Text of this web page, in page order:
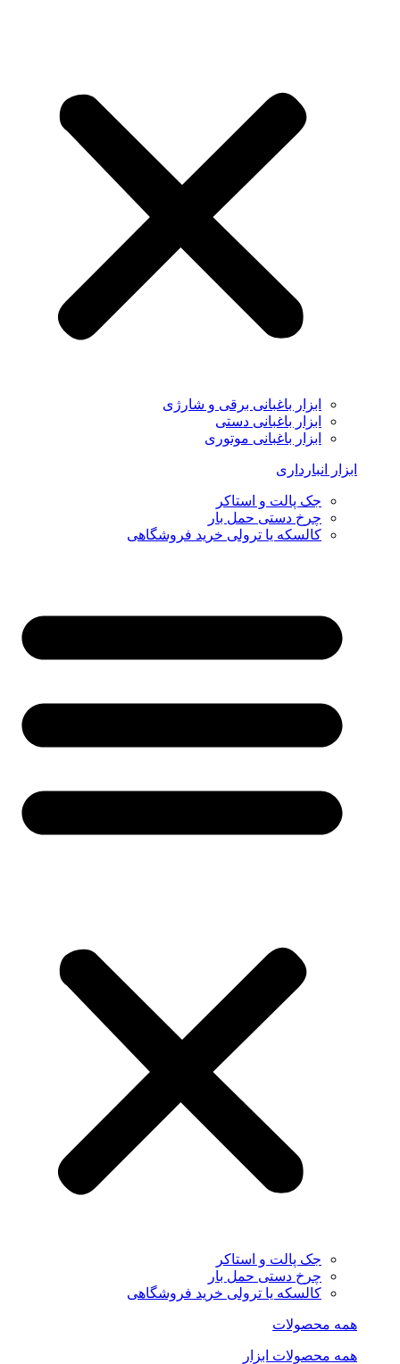
ابزار باغبانی برقی و شارژی
ابزار باغبانی دستی
ابزار باغبانی موتوری
ابزار انبارداری
جک پالت و استاکر
چرخ دستی حمل بار
کالسکه یا ترولی خرید فروشگاهی
جک پالت و استاکر
چرخ دستی حمل بار
کالسکه یا ترولی خرید فروشگاهی
همه محصولات
همه محصولات ابزار